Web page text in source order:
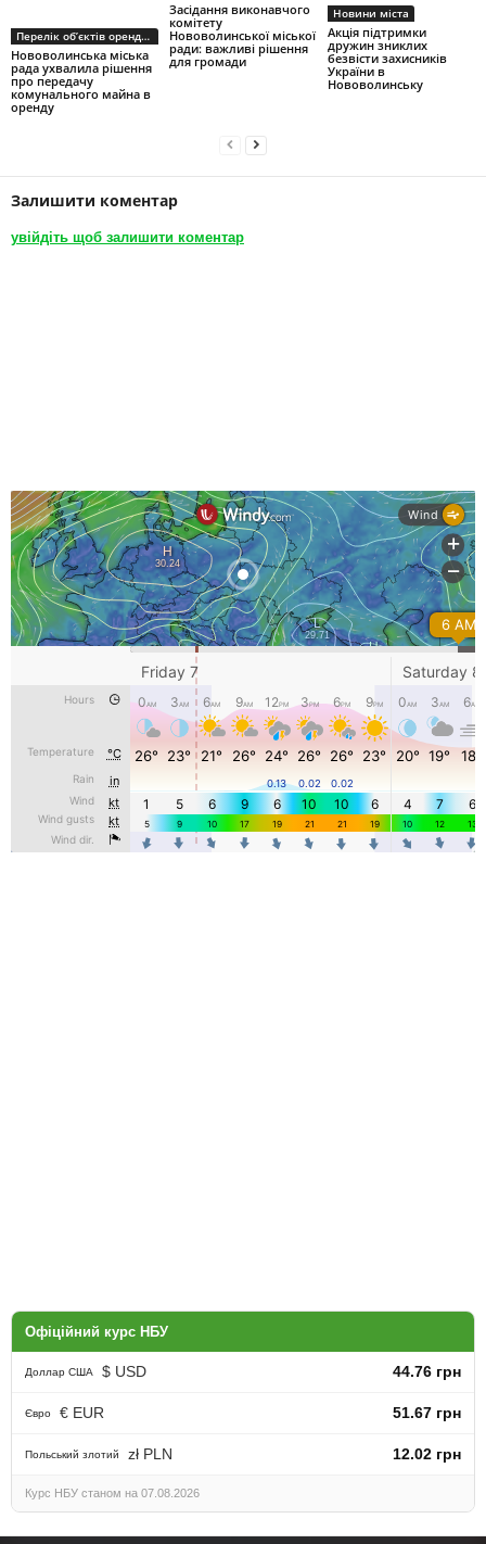
Перелік об’єктів оренди першого типу
Нововолинська міська
рада ухвалила рішення
про передачу
комунального майна в
оренду
Засідання виконавчого
комітету
Нововолинської міської
ради: важливі рішення
для громади
Новини міста
Акція підтримки
дружин зниклих
безвісти захисників
України в
Нововолинську
Залишити коментар
увійдіть щоб залишити коментар
Офіційний курс НБУ
Доллар США $ USD 44.76 грн
Євро € EUR 51.67 грн
Польський злотий zł PLN 12.02 грн
Курс НБУ станом на 07.08.2026